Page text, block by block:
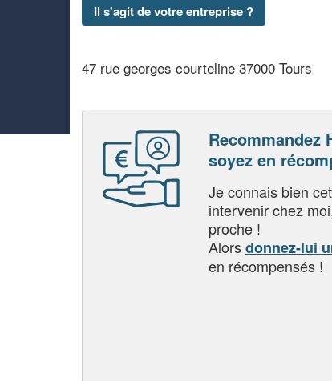
Il s'agit de votre entreprise ?
47 rue georges courteline 37000 Tours
Recommandez
soyez en
Je connais bien
intervenir chez
proche !
Alorsdonnez-lui
en récompensés !